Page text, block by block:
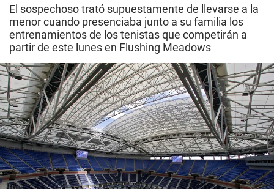
El sospechoso trató supuestamente de llevarse a la
menor cuando presenciaba junto a su familia los
entrenamientos de los tenistas que competirán a
partir de este lunes en Flushing Meadows